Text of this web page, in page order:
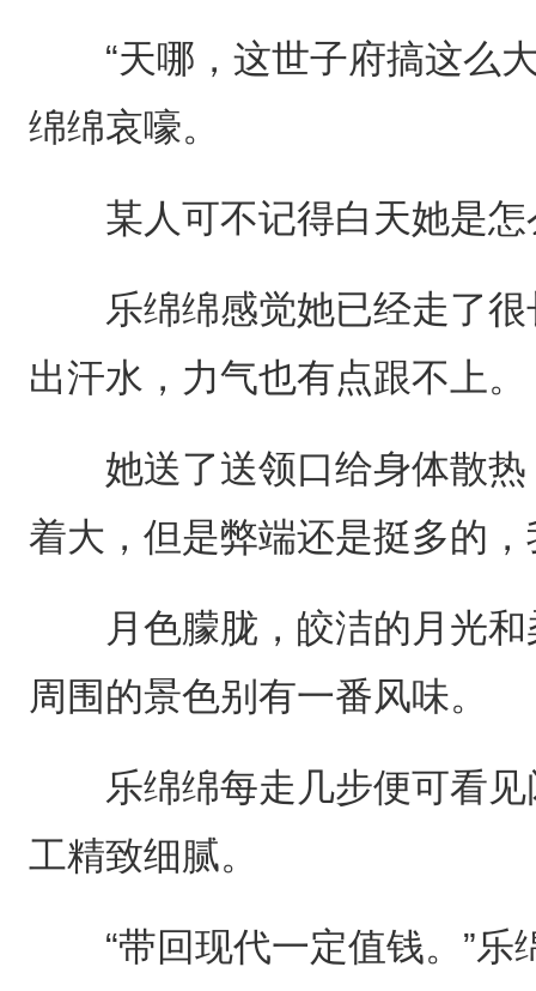
“天哪，这世子府搞这么大
绵绵哀嚎。
某人可不记得白天她是怎
乐绵绵感觉她已经走了很
出汗水，力气也有点跟不上。
她送了送领口给身体散热
着大，但是弊端还是挺多的
月色朦胧，皎洁的月光和
周围的景色别有一番风味。
乐绵绵每走几步便可看见
工精致细腻。
“带回现代一定值钱。”乐